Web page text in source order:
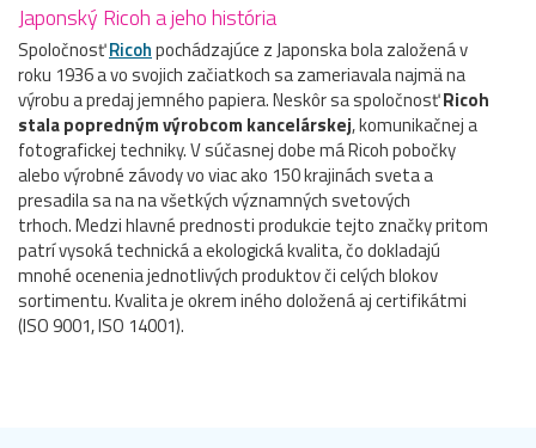
Japonský Ricoh a jeho história
SpoločnosťRicohpochádzajúce z Japonska bola založená v
roku 1936 a vo svojich začiatkoch sa zameriavala najmä na
výrobu a predaj jemného papiera. Neskôr sa spoločnosťRicoh
stala popredným výrobcom kancelárskej, komunikačnej a
fotografickej techniky. V súčasnej dobe má Ricoh pobočky
alebo výrobné závody vo viac ako 150 krajinách sveta a
presadila sa na na všetkých významných svetových
trhoch. Medzi hlavné prednosti produkcie tejto značky pritom
patrí vysoká technická a ekologická kvalita, čo dokladajú
mnohé ocenenia jednotlivých produktov či celých blokov
sortimentu. Kvalita je okrem iného doložená aj certifikátmi
(ISO 9001, ISO 14001).